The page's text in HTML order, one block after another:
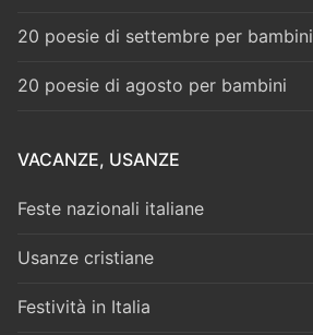
20 poesie di settembre per bambini
20 poesie di agosto per bambini
VACANZE, USANZE
Feste nazionali italiane
Usanze cristiane
Festività in Italia